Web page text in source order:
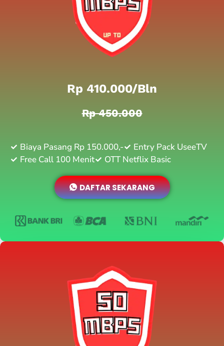
Rp 410.000/bln
Rp 450.000
Biaya Pasang Rp 150.000,-
Entry Pack UseeTV
Free Call 100 Menit
OTT Netflix Basic
DAFTAR SEKARANG